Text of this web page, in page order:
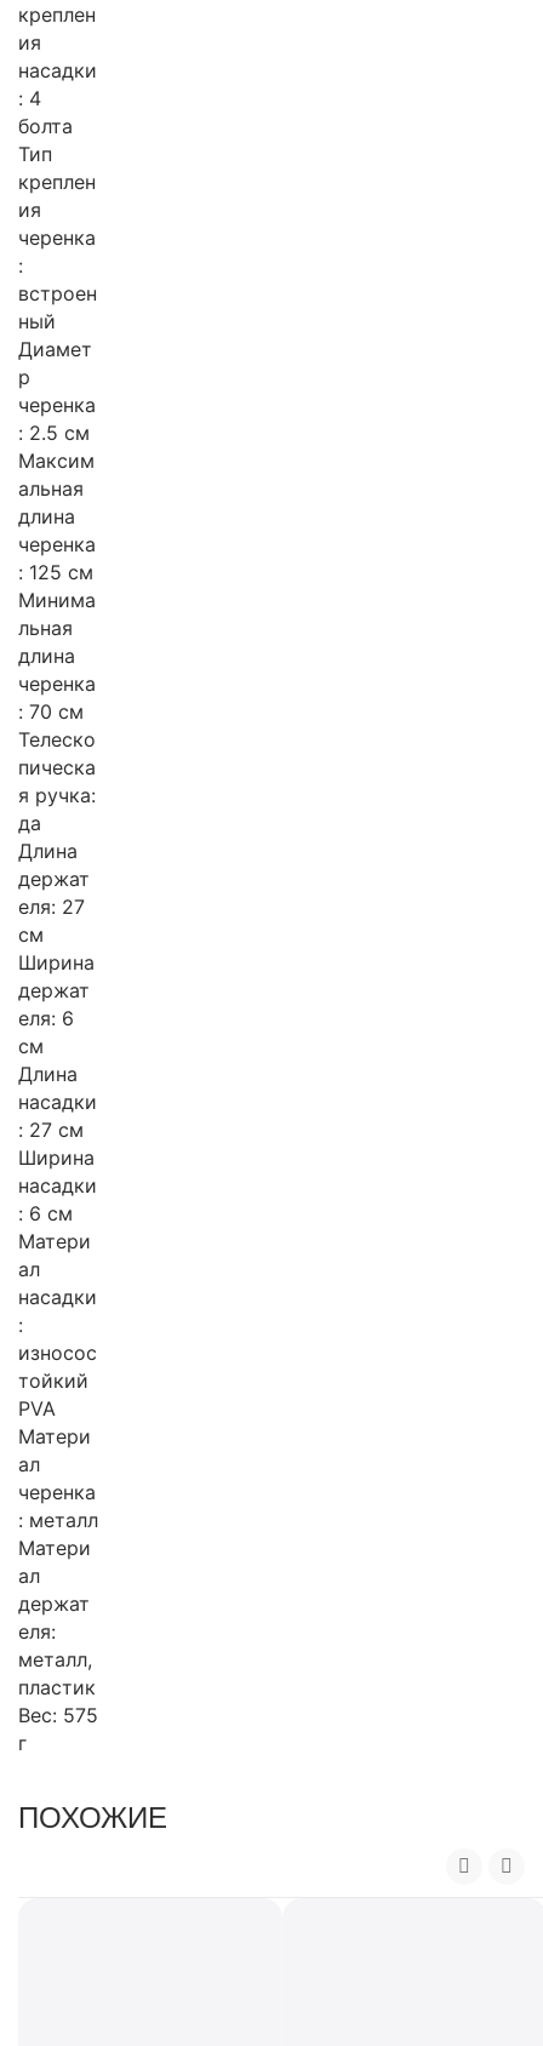
креплен
ия
насадки
: 4
болта
Тип
креплен
ия
черенка
:
встроен
ный
Диамет
р
черенка
: 2.5 см
Максим
альная
длина
черенка
: 125 см
Минима
льная
длина
черенка
: 70 см
Телеско
пическа
я ручка:
да
Длина
держат
еля: 27
см
Ширина
держат
еля: 6
см
Длина
насадки
: 27 см
Ширина
насадки
: 6 см
Матери
ал
насадки
:
износос
тойкий
PVA
Матери
ал
черенка
: металл
Матери
ал
держат
еля:
металл,
пластик
Вес: 575
г
ПОХОЖИЕ